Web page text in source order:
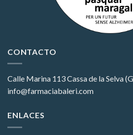
CONTACTO
Calle Marina 113Cassa de la Selva
info@farmaciabaleri.com
ENLACES